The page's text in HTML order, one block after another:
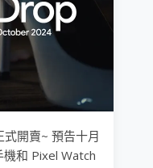
開賣~ 預告十月
和 Pixel Watch